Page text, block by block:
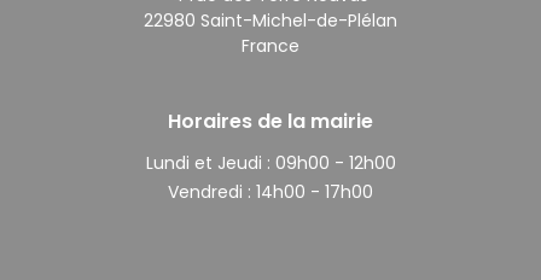
22980 Saint-Michel-de-Plélan
France
Horaires de la mairie
Lundi et Jeudi : 09h00 - 12h00
Vendredi : 14h00 - 17h00